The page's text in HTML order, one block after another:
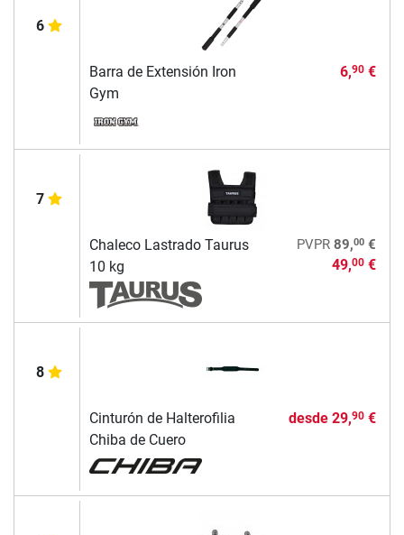
6
Barra de Extensión Iron
Gym
6,90€
7
Chaleco Lastrado Taurus
10 kg
PVPR 89,00€
49,00€
8
Cinturón de Halterofilia
Chiba de Cuero
desde 29,90€